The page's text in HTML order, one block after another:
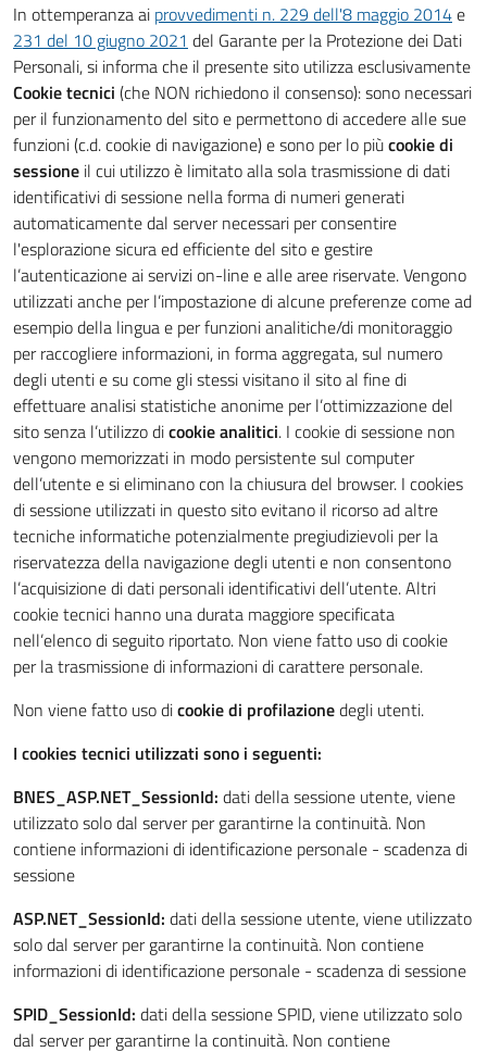
In ottemperanza ai provvedimenti n. 229 dell'8 maggio 2014e
231 del 10 giugno 2021 del Garante per la Protezione dei Dati
Personali, si informa che il presente sito utilizza esclusivamente
Cookie tecnici (che NON richiedono il consenso): sono necessari
per il funzionamento del sito e permettono di accedere alle sue
funzioni (c.d. cookie di navigazione) e sono per lo piùcookie di
sessione il cui utilizzo è limitato alla sola trasmissione di dati
identificativi di sessione nella forma di numeri generati
automaticamente dal server necessari per consentire
l'esplorazione sicura ed efficiente del sito e gestire
l’autenticazione ai servizi on-line e alle aree riservate. Vengono
utilizzati anche per l’impostazione di alcune preferenze come ad
esempio della lingua e per funzioni analitiche/di monitoraggio
per raccogliere informazioni, in forma aggregata, sul numero
degli utenti e su come gli stessi visitano il sito al fine di
effettuare analisi statistiche anonime per l’ottimizzazione del
sito senza l’utilizzo dicookie analitici. I cookie di sessione non
vengono memorizzati in modo persistente sul computer
dell’utente e si eliminano con la chiusura del browser. I cookies
di sessione utilizzati in questo sito evitano il ricorso ad altre
tecniche informatiche potenzialmente pregiudizievoli per la
riservatezza della navigazione degli utenti e non consentono
l’acquisizione di dati personali identificativi dell’utente. Altri
cookie tecnici hanno una durata maggiore specificata
nell’elenco di seguito riportato. Non viene fatto uso di cookie
per la trasmissione di informazioni di carattere personale.
Non viene fatto uso dicookie di profilazionedegli utenti.
I cookies tecnici utilizzati sono i seguenti:
BNES_ASP.NET_SessionId: dati della sessione utente, viene
utilizzato solo dal server per garantirne la continuità. Non
contiene informazioni di identificazione personale - scadenza di
sessione
ASP.NET_SessionId: dati della sessione utente, viene utilizzato
solo dal server per garantirne la continuità. Non contiene
informazioni di identificazione personale - scadenza di sessione
SPID_SessionId: dati della sessione SPID, viene utilizzato solo
dal server per garantirne la continuità. Non contiene